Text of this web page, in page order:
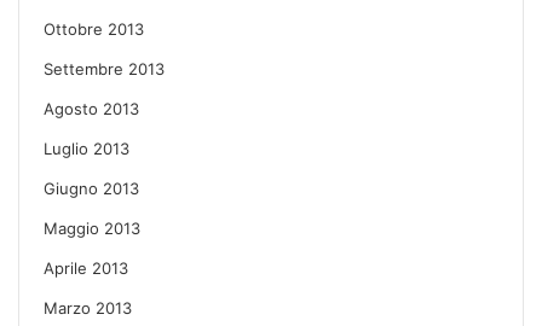
Ottobre 2013
Settembre 2013
Agosto 2013
Luglio 2013
Giugno 2013
Maggio 2013
Aprile 2013
Marzo 2013